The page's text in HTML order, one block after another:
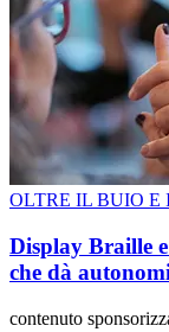
OLTRE IL BUIO E
Display Braille
che dà
contenuto